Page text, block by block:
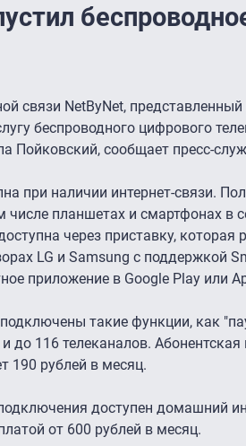
связи NetByNet,
беспроводного цифрового
Пойковский, сообщает пресс-
при наличии интернет-связи.
числе планшетах и смартфонах
через приставку,
LG и Samsung с поддержкой
приложение в Google Play или
такие функции, как
до 116 телеканалов.
190 рублей в месяц.
доступен домашний
от 600 рублей в месяц.